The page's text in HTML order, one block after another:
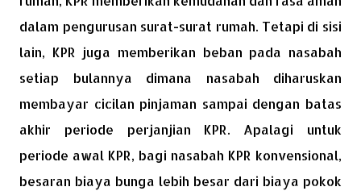
dalam pengurusan surat-surat rumah. Tetapi di sisi
lain, KPR juga memberikan beban pada nasabah
setiap bulannya dimana nasabah diharuskan
membayar cicilan pinjaman sampai dengan batas
akhir periode perjanjian KPR. Apalagi untuk
periode awal KPR, bagi nasabah KPR konvensional,
besaran biaya bunga lebih besar dari biaya pokok